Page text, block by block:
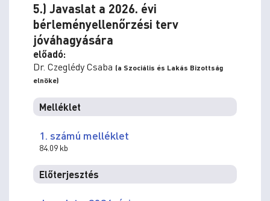
5.) Javaslat a 2026. évi
bérleményellenőrzési terv
jóváhagyására
előadó:
Dr. Czeglédy Csaba (a Szociális és Lakás Bizottság
elnöke)
Melléklet
1. számú melléklet
84.09 kb
Előterjesztés